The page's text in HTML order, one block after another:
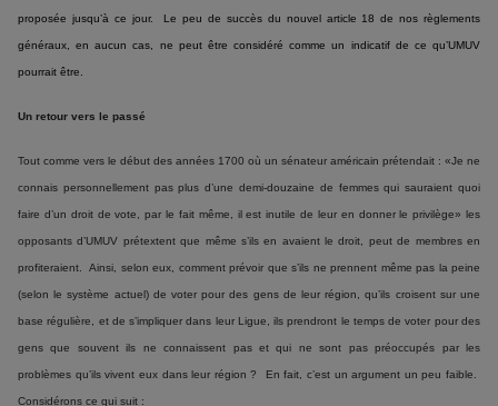
proposée jusqu’à ce jour. Le peu de succès du nouvel article 18 de nos règlements
généraux, en aucun cas, ne peut être considéré comme un indicatif de ce qu’UMUV
pourrait être.
Un retour vers le passé
Tout comme vers le début des années 1700 où un sénateur américain prétendait : «Je ne
connais personnellement pas plus d’une demi-douzaine de femmes qui sauraient quoi
faire d’un droit de vote, par le fait même, il est inutile de leur en donner le privilège» les
opposants d’UMUV prétextent que même s’ils en avaient le droit, peut de membres en
profiteraient. Ainsi, selon eux, comment prévoir que s’ils ne prennent même pas la peine
(selon le système actuel) de voter pour des gens de leur région, qu’ils croisent sur une
base régulière, et de s’impliquer dans leur Ligue, ils prendront le temps de voter pour des
gens que souvent ils ne connaissent pas et qui ne sont pas préoccupés par les
problèmes qu’ils vivent eux dans leur région ? En fait, c’est un argument un peu faible.
Considérons ce qui suit :